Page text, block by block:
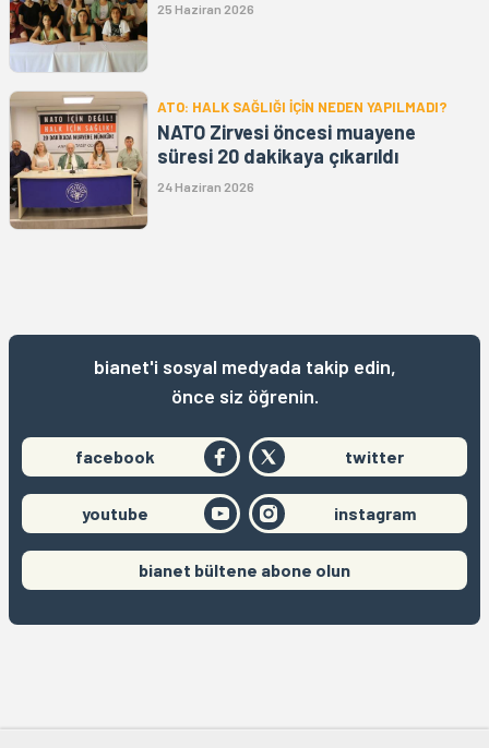
25 Haziran 2026
ATO: HALK SAĞLIĞI İÇİN NEDEN YAPILMADI?
NATO Zirvesi öncesi muayene
süresi 20 dakikaya çıkarıldı
24 Haziran 2026
bianet'i sosyal medyada takip edin,
önce siz öğrenin.
facebook twitter
youtube instagram
bianet bültene abone olun